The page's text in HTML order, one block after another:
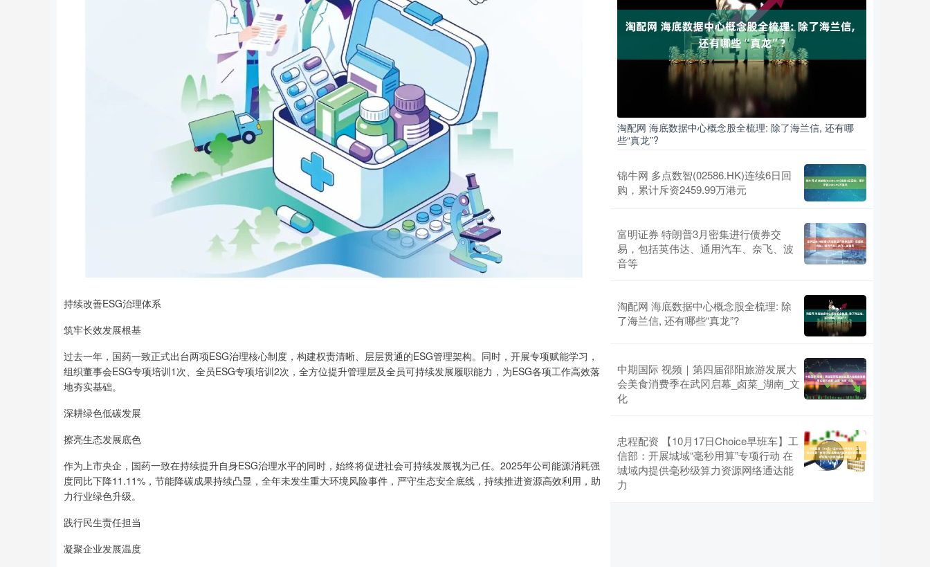
持续改善ESG治理体系
筑牢长效发展根基
过去一年，国药一致正式出台两项ESG治理核心制度，构建权责清晰、层层贯通的ESG管理架构。同时，开展专项赋能学习，
组织董事会ESG专项培训1次、全员ESG专项培训2次，全方位提升管理层及全员可持续发展履职能力，为ESG各项工作高效落
地夯实基础。
深耕绿色低碳发展
擦亮生态发展底色
作为上市央企，国药一致在持续提升自身ESG治理水平的同时，始终将促进社会可持续发展视为己任。2025年公司能源消耗强
度同比下降11.11%，节能降碳成果持续凸显，全年未发生重大环境风险事件，严守生态安全底线，持续推进资源高效利用，助
力行业绿色升级。
践行民生责任担当
凝聚企业发展温度
淘配网 海底数据中心概念股全梳理: 除了海兰信, 还有哪
些“真龙”?
锦牛网 多点数智(02586.HK)连续6日回
购，累计斥资2459.99万港元
富明证券 特朗普3月密集进行债券交
易，包括英伟达、通用汽车、奈飞、波
音等
淘配网 海底数据中心概念股全梳理: 除
了海兰信, 还有哪些“真龙”?
中期国际 视频｜第四届邵阳旅游发展大
会美食消费季在武冈启幕_卤菜_湖南_文
化
忠程配资 【10月17日Choice早班车】工
信部：开展城域“毫秒用算”专项行动 在
城域内提供毫秒级算力资源网络通达能
力